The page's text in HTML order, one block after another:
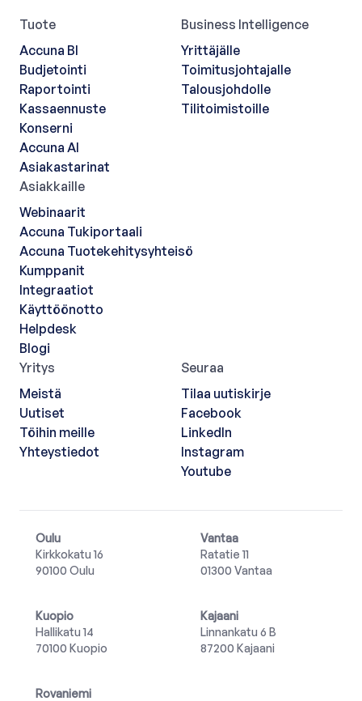
Tuote
Accuna BI
Budjetointi
Raportointi
Kassaennuste
Konserni
Accuna AI
Asiakastarinat
Business Intelligence
Yrittäjälle
Toimitusjohtajalle
Talousjohdolle
Tilitoimistoille
Asiakkaille
Webinaarit
Accuna Tukiportaali
Accuna Tuotekehitysyhteisö
Kumppanit
Integraatiot
Käyttöönotto
Helpdesk
Blogi
Yritys
Meistä
Uutiset
Töihin meille
Yhteystiedot
Seuraa
Tilaa uutiskirje
Facebook
LinkedIn
Instagram
Youtube
Oulu
Kirkkokatu 16
90100 Oulu
Vantaa
Ratatie 11
01300 Vantaa
Kuopio
Hallikatu 14
70100 Kuopio
Kajaani
Linnankatu 6 B
87200 Kajaani
Rovaniemi